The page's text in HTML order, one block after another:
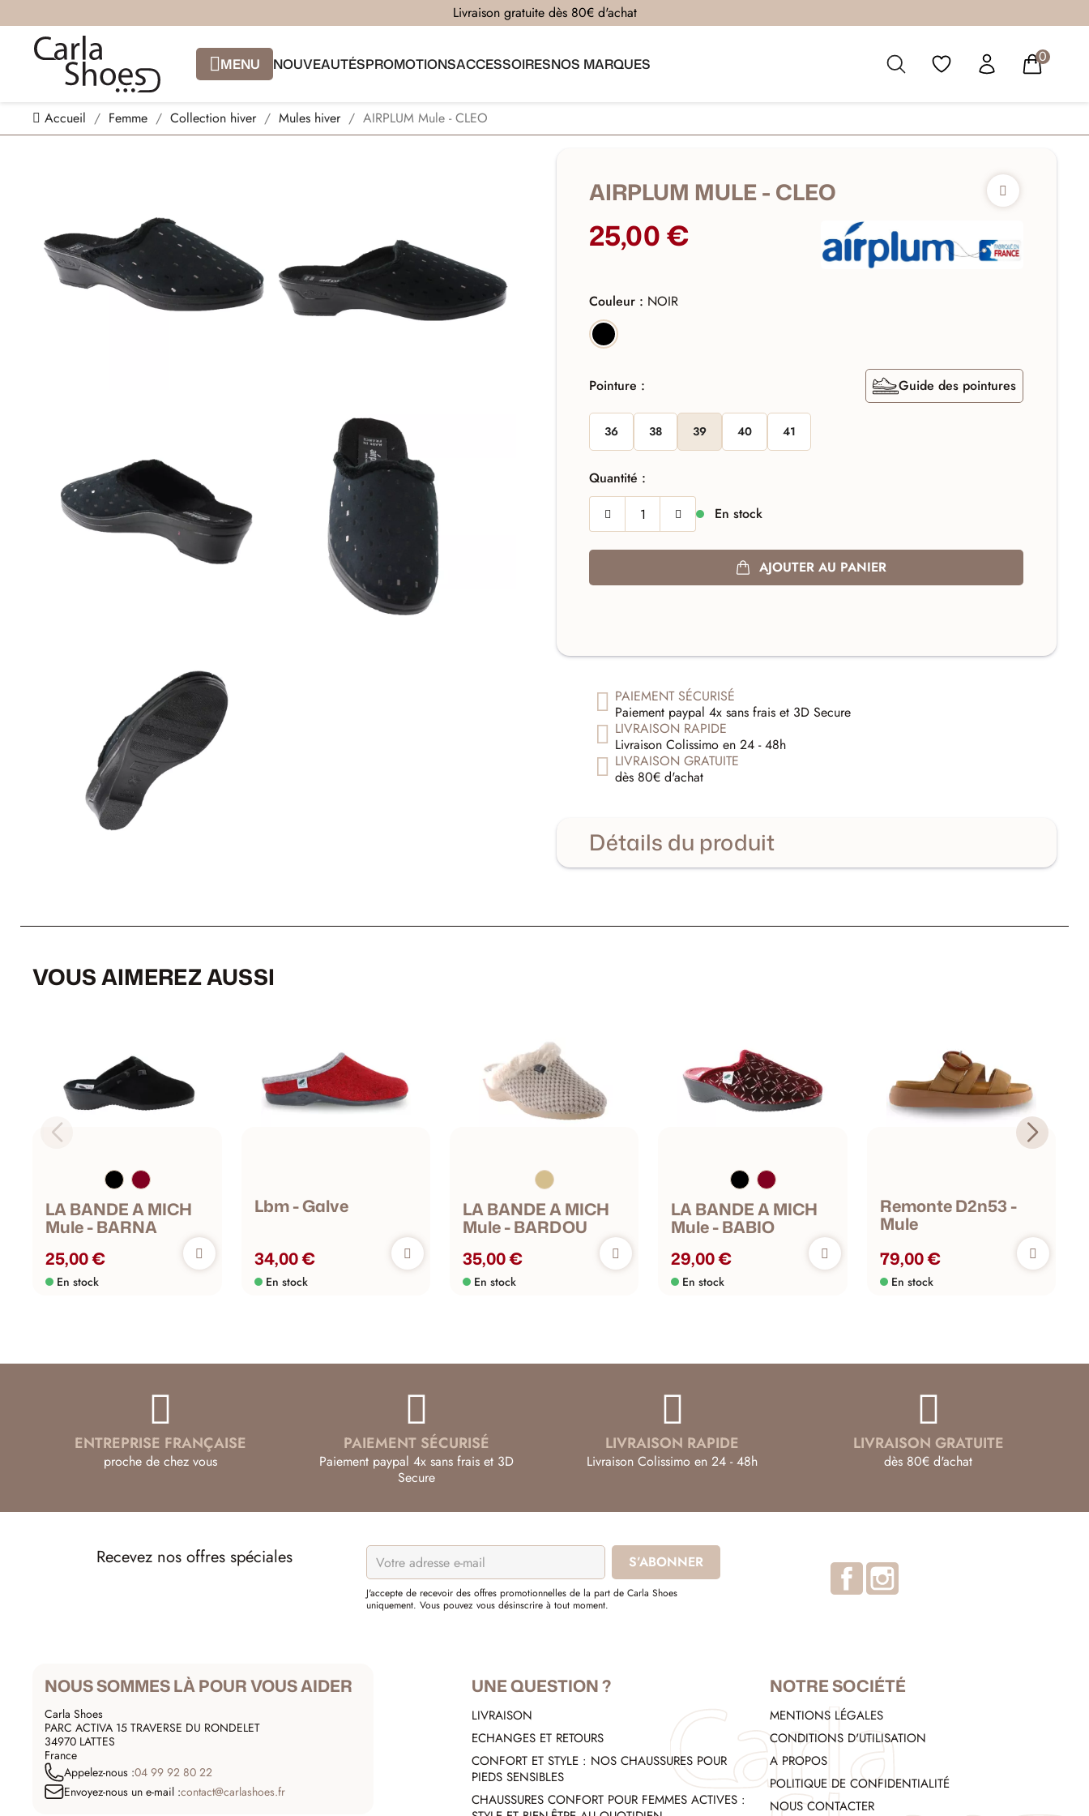
Livraison gratuite dès 80€ d'achat
MENU NOUVEAUTÉSPROMOTIONSACCESSOIRESNOS MARQUES 0
Accueil Femme Collection hiver Mules hiver AIRPLUM Mule - CLEO
AIRPLUM MULE - CLEO
25,00 €
Couleur : NOIR
NOIR
Pointure : Guide des pointures
36 38 39 40 41
Quantité :
En stock
AJOUTER AU PANIER
PAIEMENT SÉCURISÉ
Paiement paypal 4x sans frais et 3D Secure
LIVRAISON RAPIDE
Livraison Colissimo en 24 - 48h
LIVRAISON GRATUITE
dès 80€ d'achat
Détails du produit
VOUS AIMEREZ AUSSI
LA BANDE A MICH
Mule - BARNA
25,00 €
En stock
Lbm - Galve
34,00 €
En stock
LA BANDE A MICH
Mule - BARDOU
35,00 €
En stock
LA BANDE A MICH
Mule - BABIO
29,00 €
En stock
Remonte D2n53 -
Mule
79,00 €
En stock
ENTREPRISE FRANÇAISE
proche de chez vous
PAIEMENT SÉCURISÉ
Paiement paypal 4x sans frais et 3D
Secure
LIVRAISON RAPIDE
Livraison Colissimo en 24 - 48h
LIVRAISON GRATUITE
dès 80€ d'achat
Recevez nos offres spéciales
J'accepte de recevoir des offres promotionnelles de la part de Carla Shoes
uniquement. Vous pouvez vous désinscrire à tout moment.
Facebook
NOUS SOMMES LÀ POUR VOUS AIDER
Carla Shoes
PARC ACTIVA 15 TRAVERSE DU RONDELET
34970 LATTES
France
Appelez-nous :04 99 92 80 22
Envoyez-nous un e-mail :contact@carlashoes.fr
UNE QUESTION ?
LIVRAISON
ECHANGES ET RETOURS
CONFORT ET STYLE : NOS CHAUSSURES POUR
PIEDS SENSIBLES
CHAUSSURES CONFORT POUR FEMMES ACTIVES :
NOTRE SOCIÉTÉ
MENTIONS LÉGALES
CONDITIONS D'UTILISATION
A PROPOS
POLITIQUE DE CONFIDENTIALITÉ
NOUS CONTACTER